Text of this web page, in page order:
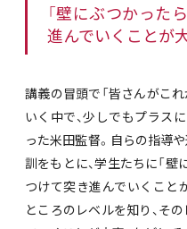
「壁にぶつかった
進んでいくことが
講義の冒頭で「皆さんがこ
いく中で、少しでもプラス
った米田監督。自らの指導
訓をもとに、学生たちに「
つけて突き進んでいくこと
ところのレベルを知り、そ